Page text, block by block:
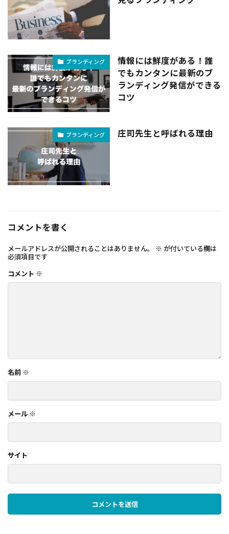
ブランディング
情報には鮮度がある！誰
でもカンタンに最新のブ
ランディング発信ができる
コツ
ブランディング 庄司先生と呼ばれる理由
コメントを書く
メールアドレスが公開されることはありません。 ※ が付いている欄は
必須項目です
コメント ※
名前 ※
メール ※
サイト